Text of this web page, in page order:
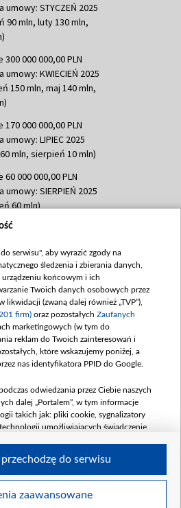
STYCZEŃ 2025
90 mln, luty 130 mln,
000 000,00 PLN
KWIECIEŃ 2025
150 mln, maj 140 mln,
000 000,00 PLN
LIPIEC 2025
mln, sierpień 10 mln)
000 000,00 PLN
SIERPIEŃ 2025
60 mln)
783 051,21 PLN
100 mln, październik 350
mln)
862 000,00 PLN
GRUDZIEŃ 2025
60,548 mln)
000 000,00 PLN
LUTY 2026 (wpłata
7 maja 180 mln, 8
000 000,00 PLN
serwisu", aby wyrazić zgody na
śledzenia i zbierania danych,
końcowym i ich
Twoich danych osobowych przez
likwidacji (zwaną dalej również „TVP”),
firm) oraz pozostałych Zaufanych
marketingowych (w tym do
reklam do Twoich zainteresowań i
które wskazujemy poniżej, a
nas identyfikatora PPID do Google.
odwiedzania przez Ciebie naszych
dalej „Portalem”, w tym informacje
takich jak: pliki cookie, sygnalizatory
umożliwiających świadczenie
odwiedzania przez Ciebie
zaawansowane
do serwisu